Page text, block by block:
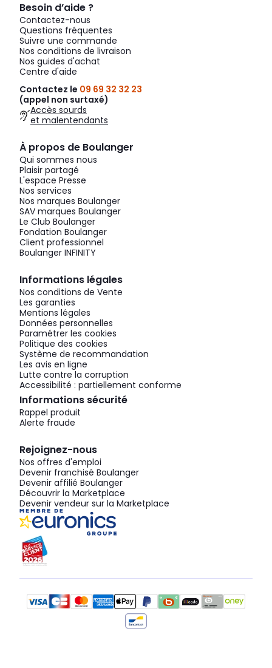
Besoin d’aide ?
Contactez-nous
Questions fréquentes
Suivre une commande
Nos conditions de livraison
Nos guides d'achat
Centre d'aide
Contactez le 09 69 32 32 23
(appel non surtaxé)
Accès sourds
et malentendants
À propos de Boulanger
Qui sommes nous
Plaisir partagé
L'espace Presse
Nos services
Nos marques Boulanger
SAV marques Boulanger
Le Club Boulanger
Fondation Boulanger
Client professionnel
Boulanger INFINITY
Informations légales
Nos conditions de Vente
Les garanties
Mentions légales
Données personnelles
Paramétrer les cookies
Politique des cookies
Système de recommandation
Les avis en ligne
Lutte contre la corruption
Accessibilité : partiellement conforme
Informations sécurité
Rappel produit
Alerte fraude
Rejoignez-nous
Nos offres d'emploi
Devenir franchisé Boulanger
Devenir affilié Boulanger
Découvrir la Marketplace
Devenir vendeur sur la Marketplace